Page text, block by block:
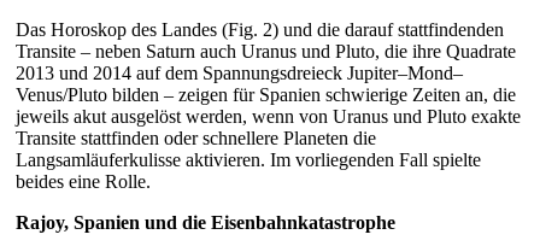
Das Horoskop des Landes (Fig. 2) und die darauf stattfindenden
Transite – neben Saturn auch Uranus und Pluto, die ihre Quadrate
2013 und 2014 auf dem Spannungsdreieck Jupiter–Mond–
Venus/Pluto bilden – zeigen für Spanien schwierige Zeiten an, die
jeweils akut ausgelöst werden, wenn von Uranus und Pluto exakte
Transite stattfinden oder schnellere Planeten die
Langsamläuferkulisse aktivieren. Im vorliegenden Fall spielte
beides eine Rolle.
Rajoy, Spanien und die Eisenbahnkatastrophe